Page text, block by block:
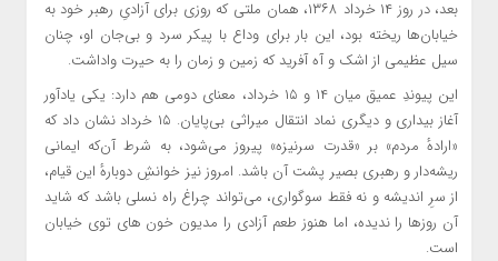
بعد، در روز ۱۴ خرداد ۱۳۶۸، همان ملتی که روزی برای آزادیِ رهبر خود به
خیابان‌ها ریخته بود، این بار برای وداع با پیکر سرد و بی‌جان او، چنان
سیل عظیمی از اشک و آه آفرید که زمین و زمان را به حیرت واداشت.
این پیوندِ عمیق میان ۱۴ و ۱۵ خرداد، معنای دومی هم دارد: یکی یادآور
آغاز بیداری و دیگری نماد انتقال میراثی بی‌پایان. ۱۵ خرداد نشان داد که
«ارادهٔ مردم» بر «قدرت سرنیزه» پیروز می‌شود، به شرط آن‌که ایمانی
ریشه‌دار و رهبری بصیر پشت آن باشد. امروز نیز خوانشِ دوبارهٔ این قیام،
از سرِ اندیشه و نه فقط سوگواری، می‌تواند چراغ راه نسلی باشد که شاید
آن روزها را ندیده، اما هنوز طعم آزادی را مدیون خون های توی خیابان
است.